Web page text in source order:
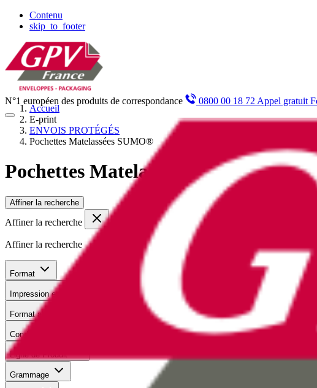
Contenu
skip_to_footer
N°1 européen des produits de correspondance 0800 00 18 72 Appel gratuit
Accueil
E-print
ENVOIS PROTÉGÉS
Pochettes Matelassées SUMO®
Pochettes Matelassées SUMO®
Affiner la recherche
Affiner la recherche
Affiner la recherche
Format
Impression en numérique
Format abrégée
Conditionnement
Ligne de Produit
Grammage